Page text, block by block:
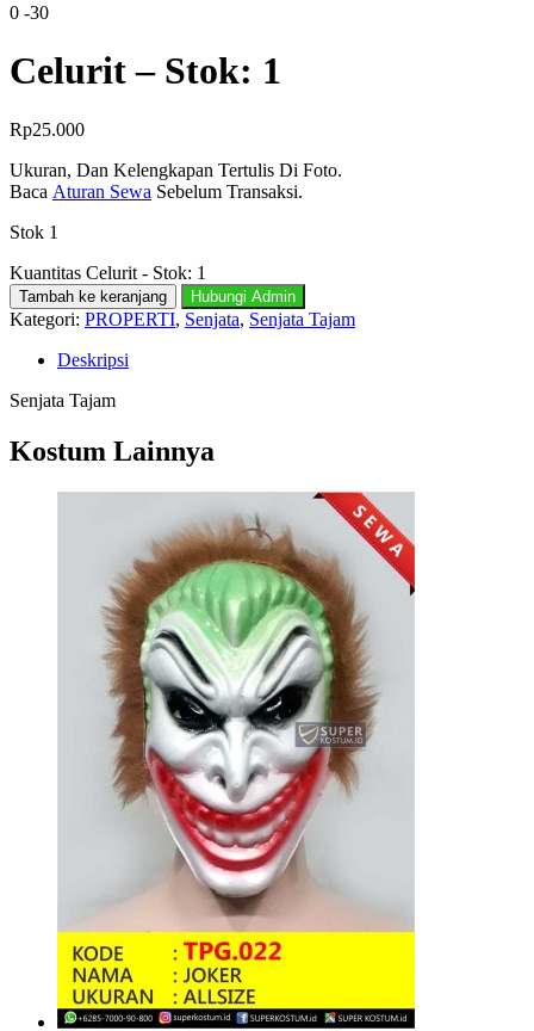
0 -30
Celurit – Stok: 1
Rp25.000
Ukuran, Dan Kelengkapan Tertulis Di Foto.
Baca Aturan Sewa Sebelum Transaksi.
Stok 1
Kuantitas Celurit - Stok: 1
Tambah ke keranjang Hubungi Admin
Kategori: PROPERTI, Senjata, Senjata Tajam
Deskripsi
Senjata Tajam
Kostum Lainnya